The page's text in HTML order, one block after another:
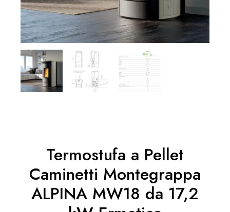
Termostufa a Pellet
Caminetti Montegrappa
ALPINA MW18 da 17,2